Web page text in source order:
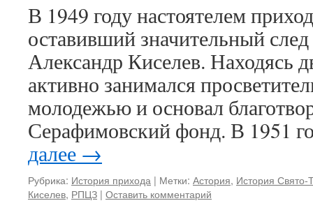
В 1949 году настоятелем
оставивший значительный
Александр Киселев. Находясь
активно занимался
молодежью и основал
Серафимовский фонд. В 1951
далее →
Рубрика: История прихода | Метки: Астория, История
Киселев, РПЦЗ | Оставить комментарий